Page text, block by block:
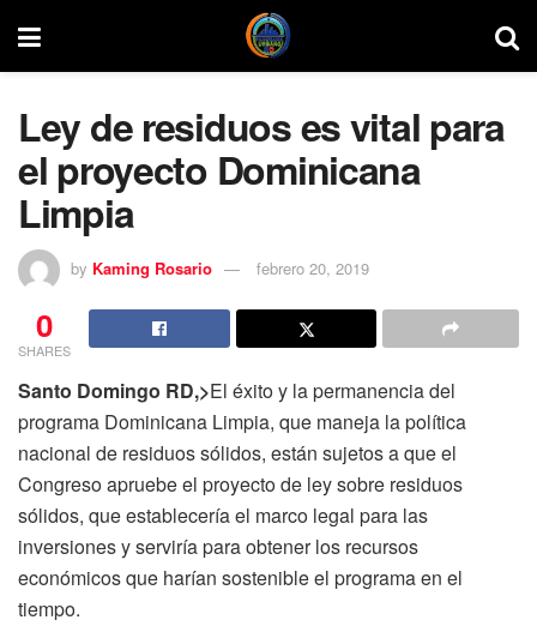
Ley de residuos es vital para
el proyecto Dominicana
Limpia
by Kaming Rosario febrero 20, 2019
0
SHARES
Santo Domingo RD,>El éxito y la permanencia del
programa Dominicana Limpia, que maneja la política
nacional de residuos sólidos, están sujetos a que el
Congreso apruebe el proyecto de ley sobre residuos
sólidos, que establecería el marco legal para las
inversiones y serviría para obtener los recursos
económicos que harían sostenible el programa en el
tiempo.